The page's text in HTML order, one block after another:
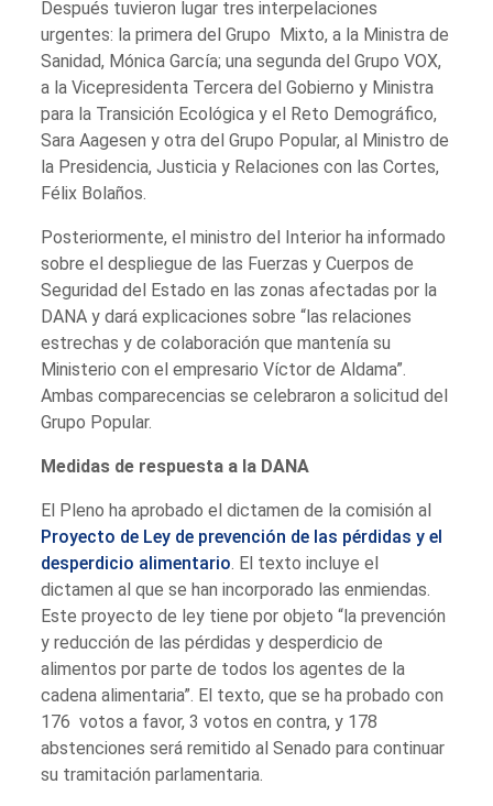
Después tuvieron lugar tres interpelaciones
urgentes: la primera del Grupo Mixto, a la Ministra de
Sanidad, Mónica García; una segunda del Grupo VOX,
a la Vicepresidenta Tercera del Gobierno y Ministra
para la Transición Ecológica y el Reto Demográfico,
Sara Aagesen y otra del Grupo Popular, al Ministro de
la Presidencia, Justicia y Relaciones con las Cortes,
Félix Bolaños.
Posteriormente, el ministro del Interior ha informado
sobre el despliegue de las Fuerzas y Cuerpos de
Seguridad del Estado en las zonas afectadas por la
DANA y dará explicaciones sobre “las relaciones
estrechas y de colaboración que mantenía su
Ministerio con el empresario Víctor de Aldama”.
Ambas comparecencias se celebraron a solicitud del
Grupo Popular.
Medidas de respuesta a la DANA
El Pleno ha aprobado el dictamen de la comisión al
Proyecto de Ley de prevención de las pérdidas y el
desperdicio alimentario . El texto incluye el
dictamen al que se han incorporado las enmiendas.
Este proyecto de ley tiene por objeto “la prevención
y reducción de las pérdidas y desperdicio de
alimentos por parte de todos los agentes de la
cadena alimentaria”. El texto, que se ha probado con
176 votos a favor, 3 votos en contra, y 178
abstenciones será remitido al Senado para continuar
su tramitación parlamentaria.